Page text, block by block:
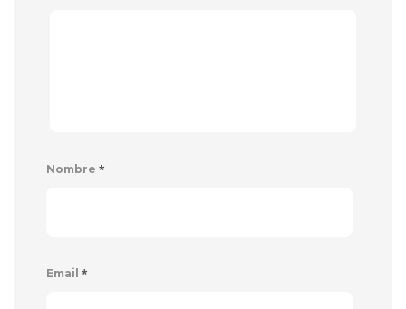
Nombre *
Email *